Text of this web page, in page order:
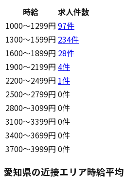
時給
求人件数
1000〜1299円 97件
1300〜1599円 234件
1600〜1899円 28件
1900〜2199円 4件
2200〜2499円 1件
2500〜2799円 0件
2800〜3099円 0件
3100〜3399円 0件
3400〜3699円 0件
3700〜3999円 0件
愛知県の近接エリア時給平均